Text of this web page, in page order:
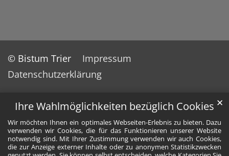
Ihre Wahlmöglichkeiten bezüglich Cookies
Wir möchten Ihnen ein optimales Webseiten-Erlebnis zu bieten. Dazu
verwenden wir Cookies, die für das Funktionieren unserer Website
notwendig sind. Mit Ihrer Zustimmung verwenden wir auch Cookies,
die zur Anzeige externer Inhalte oder zu anonymen Statistikzwecken
✕
© Bistum Trier
Impressum
Datenschutzerklärung